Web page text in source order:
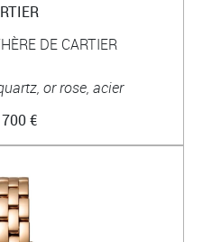
DE CARTIER
or rose, acier
€